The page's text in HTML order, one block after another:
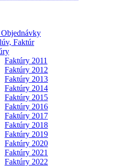
Faktúr
Faktúry 2011
Faktúry 2012
Faktúry 2013
Faktúry 2014
Faktúry 2015
Faktúry 2016
Faktúry 2017
Faktúry 2018
Faktúry 2019
Faktúry 2020
Faktúry 2021
Faktúry 2022